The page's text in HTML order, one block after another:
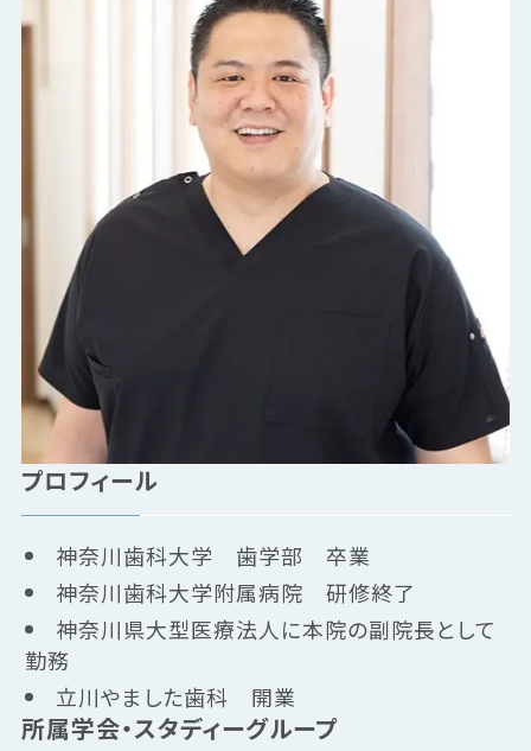
プロフィール
神奈川歯科大学 歯学部 卒業
神奈川歯科大学附属病院 研修終了
神奈川県大型医療法人に本院の副院長として
勤務
立川やました歯科 開業
所属学会・スタディーグループ